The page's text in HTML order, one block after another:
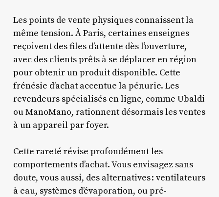
Les points de vente physiques connaissent la
même tension. À Paris, certaines enseignes
reçoivent des files d’attente dès l’ouverture,
avec des clients prêts à se déplacer en région
pour obtenir un produit disponible. Cette
frénésie d’achat accentue la pénurie. Les
revendeurs spécialisés en ligne, comme Ubaldi
ou ManoMano, rationnent désormais les ventes
à un appareil par foyer.
Cette rareté révise profondément les
comportements d’achat. Vous envisagez sans
doute, vous aussi, des alternatives : ventilateurs
à eau, systèmes d’évaporation, ou pré-